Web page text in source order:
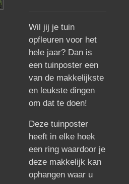
Wil jij je tuin
opfleuren voor het
hele jaar? Dan is
een tuinposter een
van de makkelijkste
en leukste dingen
om dat te doen!
Deze tuinposter
heeft in elke hoek
een ring waardoor je
deze makkelijk kan
ophangen waar u